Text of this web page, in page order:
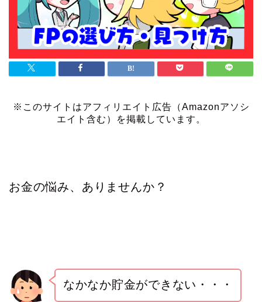
※このサイトはアフィリエイト広告（Amazonアソシ
エイト含む）を掲載しています。
お金の悩み、ありませんか？
なかなか貯金ができない・・・